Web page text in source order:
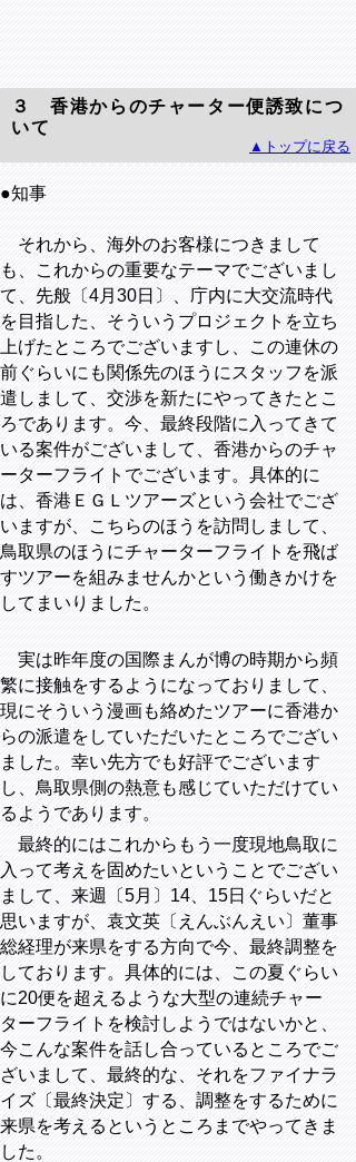
３ 香港からのチャーター便誘致につ
いて
▲トップに戻る
●知事
それから、海外のお客様につきまして
も、これからの重要なテーマでございまし
て、先般〔4月30日〕、庁内に大交流時代
を目指した、そういうプロジェクトを立ち
上げたところでございますし、この連休の
前ぐらいにも関係先のほうにスタッフを派
遣しまして、交渉を新たにやってきたとこ
ろであります。今、最終段階に入ってきて
いる案件がございまして、香港からのチャ
ーターフライトでございます。具体的に
は、香港ＥＧＬツアーズという会社でござ
いますが、こちらのほうを訪問しまして、
鳥取県のほうにチャーターフライトを飛ば
すツアーを組みませんかという働きかけを
してまいりました。
実は昨年度の国際まんが博の時期から頻
繁に接触をするようになっておりまして、
現にそういう漫画も絡めたツアーに香港か
らの派遣をしていただいたところでござい
ました。幸い先方でも好評でございます
し、鳥取県側の熱意も感じていただけてい
るようであります。
最終的にはこれからもう一度現地鳥取に
入って考えを固めたいということでござい
まして、来週〔5月〕14、15日ぐらいだと
思いますが、袁文英〔えんぶんえい〕董事
総経理が来県をする方向で今、最終調整を
しております。具体的には、この夏ぐらい
に20便を超えるような大型の連続チャー
ターフライトを検討しようではないかと、
今こんな案件を話し合っているところでご
ざいまして、最終的な、それをファイナラ
イズ〔最終決定〕する、調整をするために
来県を考えるというところまでやってきま
した。